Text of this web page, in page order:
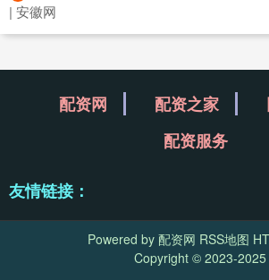
| 安徽网
配资网 配资之家
配资服务
友情链接：
Powered by 配资网 RSS地图
Copyright © 2023-2025